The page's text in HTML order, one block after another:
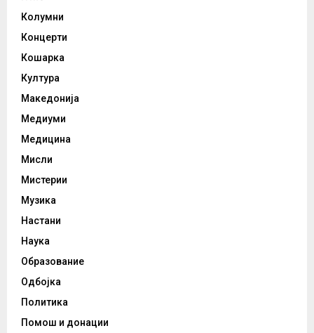
Колумни
Концерти
Кошарка
Култура
Македонија
Медиуми
Медицина
Мисли
Мистерии
Музика
Настани
Наука
Образование
Одбојка
Политика
Помош и донации